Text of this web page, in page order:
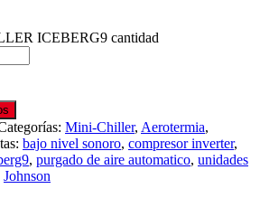
ICEBERG9 cantidad
Mini-Chiller, Aerotermia,
bajo nivel sonoro, compresor inverter,
, purgado de aire automatico, unidades
Johnson